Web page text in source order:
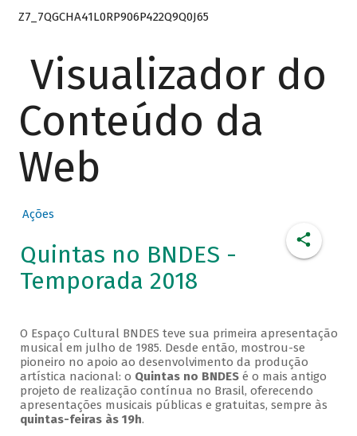
Z7_7QGCHA41L0RP906P422Q9Q0J65
Visualizador do
Conteúdo da
Web
Ações
Quintas no BNDES -
Temporada 2018
O Espaço Cultural BNDES teve sua primeira apresentação
musical em julho de 1985. Desde então, mostrou-se
pioneiro no apoio ao desenvolvimento da produção
artística nacional: o Quintas no BNDESé o mais antigo
projeto de realização contínua no Brasil, oferecendo
apresentações musicais públicas e gratuitas, sempre às
quintas-feiras às 19h.